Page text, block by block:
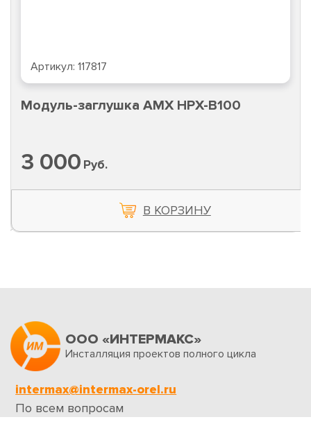
Артикул: 117817
Модуль-заглушка AMX HPX-B100
3 000 Руб.
В КОРЗИНУ
ООО «ИНТЕРМАКС»
Инсталляция проектов полного цикла
intermax@intermax-orel.ru
По всем вопросам